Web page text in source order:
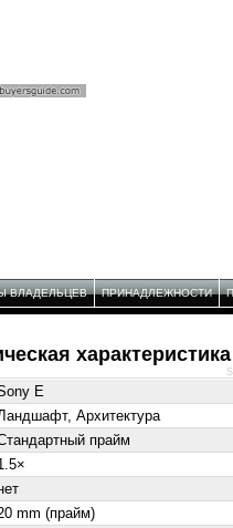
ВЛАДЕЛЬЦЕВ ПРИНАДЛЕЖНОСТИ
характеристика
E
Архитектура
прайм
mm (прайм)